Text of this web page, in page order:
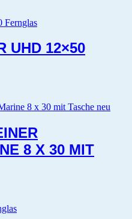
UHD 12×50
8 X 30 MIT